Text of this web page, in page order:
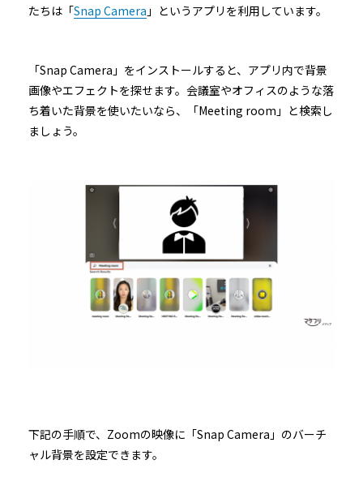
たちは「Snap Camera 」というアプリを利用しています。
「Snap Camera」をインストールすると、アプリ内で背景
画像やエフェクトを探せます。会議室やオフィスのような落
ち着いた背景を使いたいなら、「Meeting room」と検索し
ましょう。
下記の手順で、Zoomの映像に「Snap Camera」のバーチ
ャル背景を設定できます。